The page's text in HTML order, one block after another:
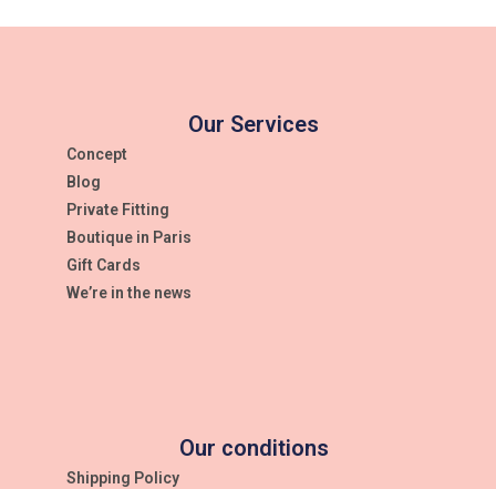
Our Services
Concept
Blog
Private Fitting
Boutique in Paris
Gift Cards
We’re in the news
Our conditions
Shipping Policy